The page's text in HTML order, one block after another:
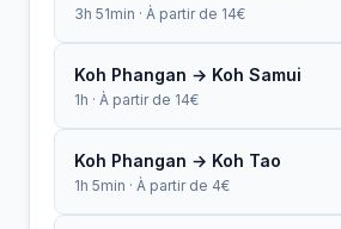
3h 51min · À partir de 14€
Koh Phangan → Koh Samui
1h · À partir de 14€
Koh Phangan → Koh Tao
1h 5min · À partir de 4€